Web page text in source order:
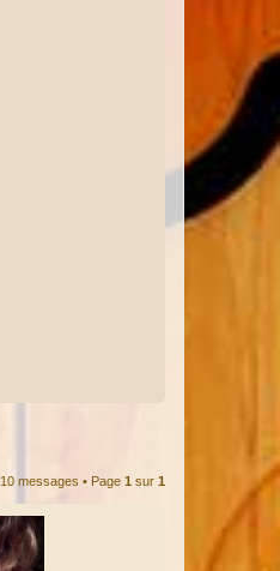
10 messages • Page 1 sur 1